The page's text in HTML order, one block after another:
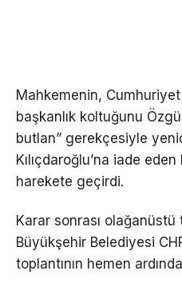
Mahkemenin, Cumhuriyet
başkanlık koltuğunu
butlan” gerekçesiyle
Kılıçdaroğlu’na iade
harekete geçirdi.
Karar sonrası
Büyükşehir Belediyesi
toplantının hemen